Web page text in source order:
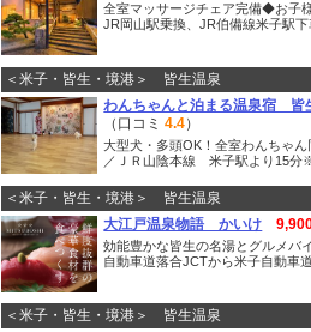
全室マッサージチェア完備◆お子
JR岡山駅乗換、JR伯備線米子駅
＜米子・皆生・境港＞ 皆生温泉
わんちゃんと泊まる温泉宿
（口コミ4.4）
大型犬・多頭OK！全室わんちゃ
／ＪＲ山陰本線 米子駅より15分
＜米子・皆生・境港＞ 皆生温泉
大江戸温泉物語 かいけ
効能豊かな皆生の名湯とグルメバ
自動車道落合JCTから米子自動車
＜米子・皆生・境港＞ 皆生温泉